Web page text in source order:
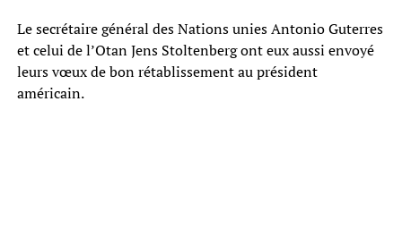
Le secrétaire général des Nations unies Antonio Guterres
et celui de l’Otan Jens Stoltenberg ont eux aussi envoyé
leurs vœux de bon rétablissement au président
américain.